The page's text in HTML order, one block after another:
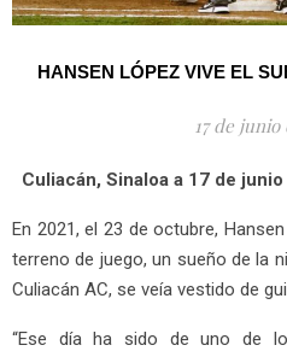
HANSEN LÓPEZ VIVE EL
17 de junio
Culiacán, Sinaloa a 17 de
En 2021, el 23 de octubre,
terreno de juego, un sueño de la
Culiacán AC, se veía vestido de
“Ese día ha sido de uno de